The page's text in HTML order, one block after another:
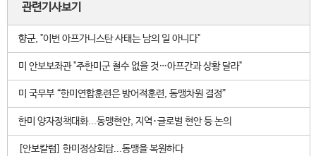
관련기사보기
향군, "이번 아프가니스탄 사태는 남의 일 아니다"
미 안보보좌관 "주한미군 철수 없을 것…아프간과 상황 달라"
미 국무부 “한미연합훈련은 방어적훈련, 동맹차원 결정”
한미 양자정책대화...동맹현안, 지역･글로벌 현안 등 논의
[안보칼럼] 한미정상회담...동맹을 복원하다